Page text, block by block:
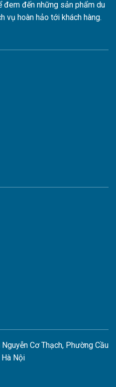
đem đến những sản phẩm du
vụ hoàn hảo tới khách hàng.
Cơ Thạch, Phường Cầu
Hà Nội